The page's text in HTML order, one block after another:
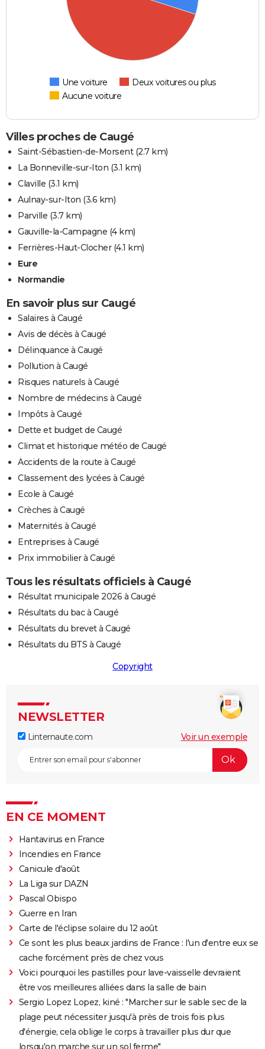
Une voiture
Deux voitures ou plus
Aucune voiture
Villes proches de Caugé
Saint-Sébastien-de-Morsent(2.7 km)
La Bonneville-sur-Iton (3.1 km)
Claville (3.1 km)
Aulnay-sur-Iton (3.6 km)
Parville (3.7 km)
Gauville-la-Campagne (4 km)
Ferrières-Haut-Clocher(4.1 km)
Eure
Normandie
En savoir plus sur Caugé
Salaires à Caugé
Avis de décès à Caugé
Délinquance à Caugé
Pollution à Caugé
Risques naturels à Caugé
Nombre de médecins à Caugé
Impôts à Caugé
Dette et budget de Caugé
Climat et historique météo de Caugé
Accidents de la route à Caugé
Classement des lycées à Caugé
Ecole à Caugé
Crèches à Caugé
Maternités à Caugé
Entreprises à Caugé
Prix immobilier à Caugé
Tous les résultats officiels à Caugé
Résultat municipale 2026 à Caugé
Résultats du bac à Caugé
Résultats du brevet à Caugé
Résultats du BTS à Caugé
Copyright
NEWSLETTER
Linternaute.com Voir un exemple
EN CE MOMENT
Hantavirus en France
Incendies en France
Canicule d'août
La Liga sur DAZN
Pascal Obispo
Guerre en Iran
Carte de l'éclipse solaire du 12 août
Ce sont les plus beaux jardins de France : l'un d'entre eux se
cache forcément près de chez vous
Voici pourquoi les pastilles pour lave-vaisselle devraient
être vos meilleures alliées dans la salle de bain
Sergio Lopez Lopez, kiné : "Marcher sur le sable sec de la
plage peut nécessiter jusqu'à près de trois fois plus
d'énergie, cela oblige le corps à travailler plus dur que
lorsqu'on marche sur un sol ferme"